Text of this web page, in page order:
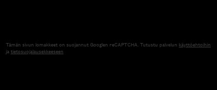
Tämän sivun lomakkeet on suojannut Googlen reCAPTCHA. Tutustu palvelun käyttöehtoihin
jatietosuojalausekkeeseen